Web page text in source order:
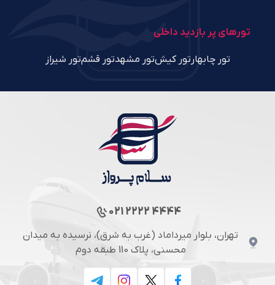
تورهای پر بازدید داخلی
تور چابهار تور کیشتور مشهدتور قشمتور شیراز
021 2222 4444
تهران، بلوار میرداماد (غرب به شرق)، نرسیده به میدان
محسنی، پلاک 110 طبقه دوم